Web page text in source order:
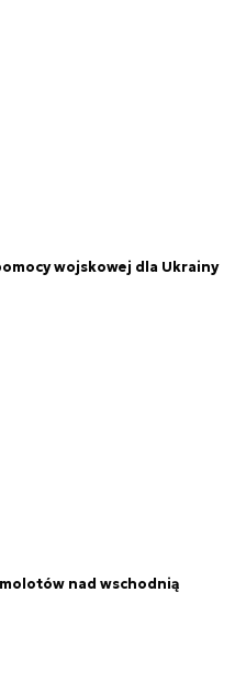
wojskowej dla Ukrainy
nad wschodnią